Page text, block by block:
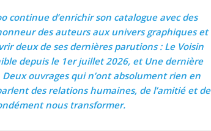
continue d’enrichir son catalogue avec des
des auteurs aux univers graphiques et
deux de ses dernières parutions : Le Voisin
depuis le 1er juillet 2026, et Une dernière
ouvrages qui n’ont absolument rien en
des relations humaines, de l’amitié et de
nous transformer.